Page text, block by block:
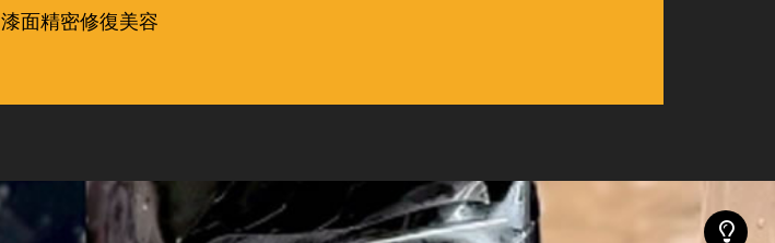
漆面精密修復美容